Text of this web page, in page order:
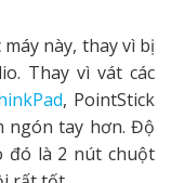
này, thay vì bị
Thay vì vát các
, PointStick
ngón tay hơn. Độ
đó là 2 nút chuột